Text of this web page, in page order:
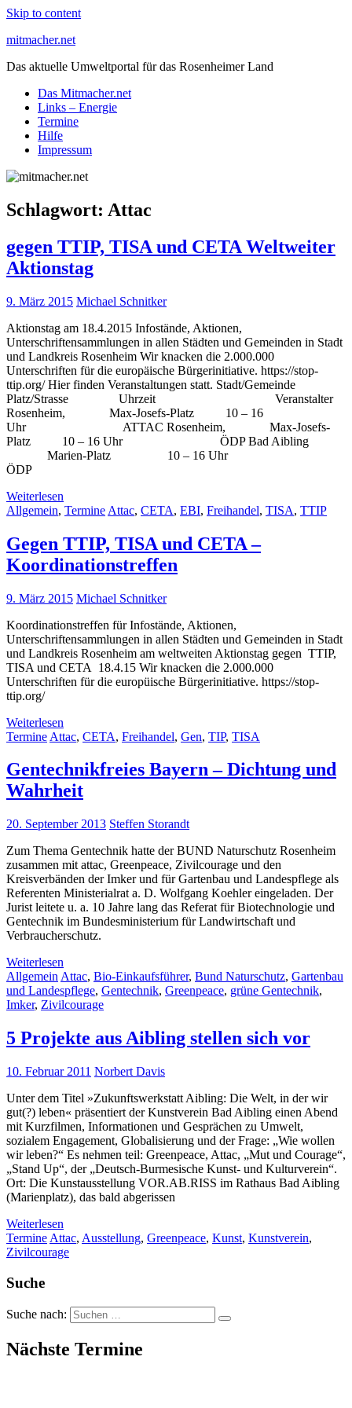
Skip to content
mitmacher.net
Das aktuelle Umweltportal für das Rosenheimer Land
Das Mitmacher.net
Links – Energie
Termine
Hilfe
Impressum
Schlagwort: Attac
gegen TTIP, TISA und CETA Weltweiter
Aktionstag
9. März 2015 Michael Schnitker
Aktionstag am 18.4.2015 Infostände, Aktionen,
Unterschriftensammlungen in allen Städten und Gemeinden in Stadt
und Landkreis Rosenheim Wir knacken die 2.000.000
Unterschriften für die europäische Bürgerinitiative. https://stop-
ttip.org/ Hier finden Veranstaltungen statt. Stadt/Gemeinde
Platz/Strasse Uhrzeit Veranstalter
Rosenheim, Max-Josefs-Platz 10 – 16
Uhr ATTAC Rosenheim, Max-Josefs-
Platz 10 – 16 Uhr ÖDP Bad Aibling
Marien-Platz 10 – 16 Uhr
ÖDP
Weiterlesen
Allgemein, Termine Attac, CETA, EBI, Freihandel, TISA, TTIP
Gegen TTIP, TISA und CETA –
Koordinationstreffen
9. März 2015 Michael Schnitker
Koordinationstreffen für Infostände, Aktionen,
Unterschriftensammlungen in allen Städten und Gemeinden in Stadt
und Landkreis Rosenheim am weltweiten Aktionstag gegen TTIP,
TISA und CETA 18.4.15 Wir knacken die 2.000.000
Unterschriften für die europüische Bürgerinitiative. https://stop-
ttip.org/
Weiterlesen
Termine Attac, CETA, Freihandel, Gen, TIP, TISA
Gentechnikfreies Bayern – Dichtung und
Wahrheit
20. September 2013 Steffen Storandt
Zum Thema Gentechnik hatte der BUND Naturschutz Rosenheim
zusammen mit attac, Greenpeace, Zivilcourage und den
Kreisverbänden der Imker und für Gartenbau und Landespflege als
Referenten Ministerialrat a. D. Wolfgang Koehler eingeladen. Der
Jurist leitete u. a. 10 Jahre lang das Referat für Biotechnologie und
Gentechnik im Bundesministerium für Landwirtschaft und
Verbraucherschutz.
Weiterlesen
Allgemein Attac, Bio-Einkaufsführer, Bund Naturschutz, Gartenbau
und Landespflege, Gentechnik, Greenpeace, grüne Gentechnik,
Imker, Zivilcourage
5 Projekte aus Aibling stellen sich vor
10. Februar 2011 Norbert Davis
Unter dem Titel »Zukunftswerkstatt Aibling: Die Welt, in der wir
gut(?) leben« präsentiert der Kunstverein Bad Aibling einen Abend
mit Kurzfilmen, Informationen und Gesprächen zu Umwelt,
sozialem Engagement, Globalisierung und der Frage: „Wie wollen
wir leben?“ Es nehmen teil: Greenpeace, Attac, „Mut und Courage“,
„Stand Up“, der „Deutsch-Burmesische Kunst- und Kulturverein“.
Ort: Die Kunstausstellung VOR.AB.RISS im Rathaus Bad Aibling
(Marienplatz), das bald abgerissen
Weiterlesen
Termine Attac, Ausstellung, Greenpeace, Kunst, Kunstverein,
Zivilcourage
Suche
Suche nach:
Nächste Termine